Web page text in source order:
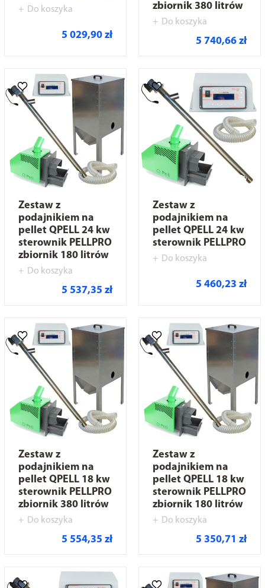
Do koszyka
5 029,90 zł
zbiornik 380 litrów
Do koszyka
5 740,66 zł
Zestaw z
podajnikiem na
pellet QPELL 24 kw
sterownik PELLPRO
zbiornik 180 litrów
Do koszyka
5 537,35 zł
Zestaw z
podajnikiem na
pellet QPELL 24 kw
sterownik PELLPRO
Do koszyka
5 460,23 zł
Zestaw z
podajnikiem na
pellet QPELL 18 kw
sterownik PELLPRO
zbiornik 380 litrów
Do koszyka
5 554,35 zł
Zestaw z
podajnikiem na
pellet QPELL 18 kw
sterownik PELLPRO
zbiornik 180 litrów
Do koszyka
5 350,71 zł